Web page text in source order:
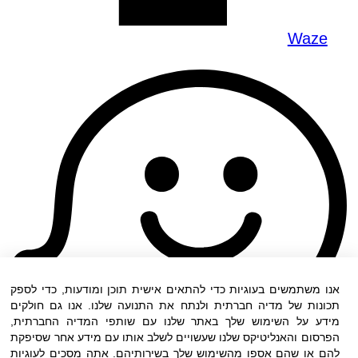
Waze
אנו משתמשים בעוגיות כדי להתאים אישית תוכן ומודעות, כדי לספק
תכונות של מדיה חברתית ולנתח את התנועה שלנו. אנו גם חולקים
מידע על השימוש שלך באתר שלנו עם שותפי המדיה החברתית,
הפרסום והאנליטיקס שלנו שעשויים לשלב אותו עם מידע אחר שסיפקת
להם או שהם אספו מהשימוש שלך בשירותיהם. אתה מסכים לעוגיות